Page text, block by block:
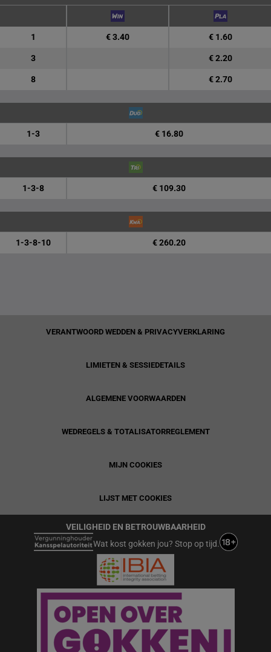
1 € 3.40 € 1.60
3 € 2.20
8 € 2.70
1-3 € 16.80
1-3-8 € 109.30
1-3-8-10 € 260.20
VERANTWOORD WEDDEN & PRIVACYVERKLARING
LIMIETEN & SESSIEDETAILS
ALGEMENE VOORWAARDEN
WEDREGELS & TOTALISATORREGLEMENT
MIJN COOKIES
LIJST MET COOKIES
VEILIGHEID EN BETROUWBAARHEID
Wat kost gokken jou? Stop op tijd.